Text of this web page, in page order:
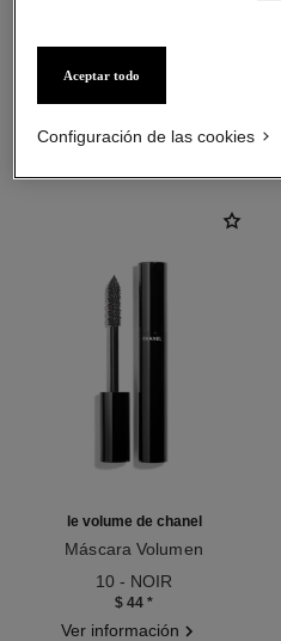
le volume de chanel
Máscara Volumen
10 - NOIR
$ 44 *
Ver información
Aceptar todo
Configuración de las cookies